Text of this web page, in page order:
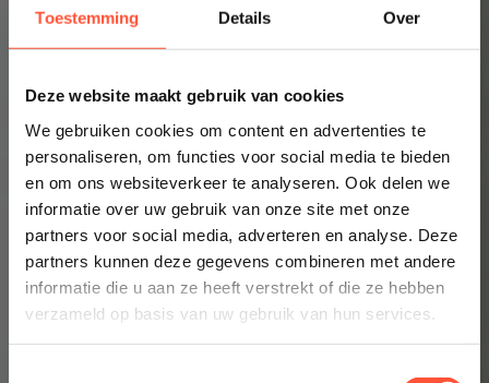
Toestemming Details Over
Deze website maakt gebruik van cookies
We gebruiken cookies om content en advertenties te
personaliseren, om functies voor social media te bieden
en om ons websiteverkeer te analyseren. Ook delen we
informatie over uw gebruik van onze site met onze
partners voor social media, adverteren en analyse. Deze
partners kunnen deze gegevens combineren met andere
informatie die u aan ze heeft verstrekt of die ze hebben
verzameld op basis van uw gebruik van hun services.
Direct inzicht in een eerlijke prijs
Altijd een schilder bij jou in de buurt
Prijsindicatie starten
👉 Inzicht in enkele minuten